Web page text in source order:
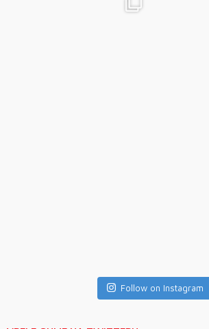
Follow on Instagram